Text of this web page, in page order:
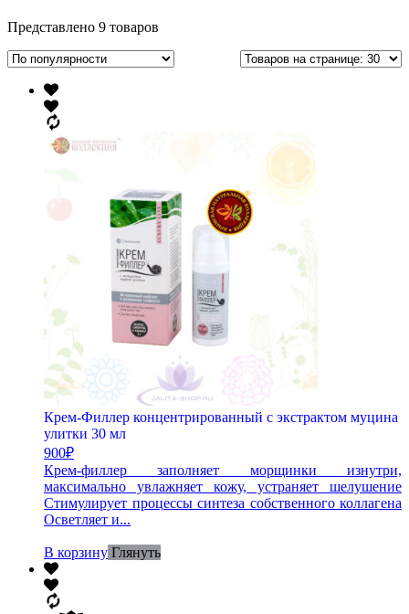
Представлено 9 товаров
Крем-Филлер концентрированный с экстрактом муцина
улитки 30 мл
900₽
Крем-филлер заполняет морщинки изнутри,
максимально увлажняет кожу, устраняет шелушение
Стимулирует процессы синтеза собственного коллагена
Осветляет и...
В корзину Глянуть